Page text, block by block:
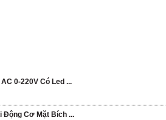
0-220V Có Led ...
Động Cơ Mặt Bích ...